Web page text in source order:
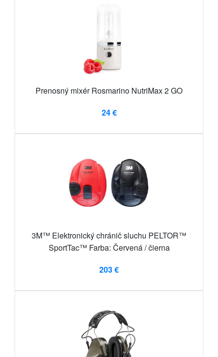
Prenosný mixér Rosmarino NutriMax 2 GO
24 €
3M™ Elektronický chránič sluchu PELTOR™
SportTac™ Farba: Červená / čierna
203 €